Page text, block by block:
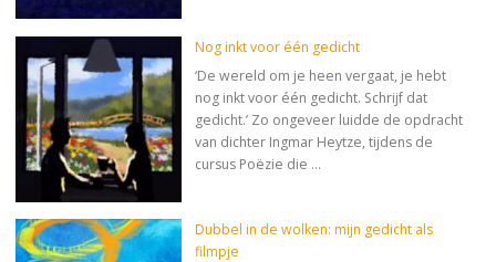
Nog inkt voor één gedicht
‘De wereld om je heen vergaat, je hebt
nog inkt voor één gedicht. Schrijf dat
gedicht.’ Zo ongeveer luidde de opdracht
van dichter Ingmar Heytze, tijdens de
cursus Poëzie die …
Dubbel in de wolken: mijn gedicht als
filmpje